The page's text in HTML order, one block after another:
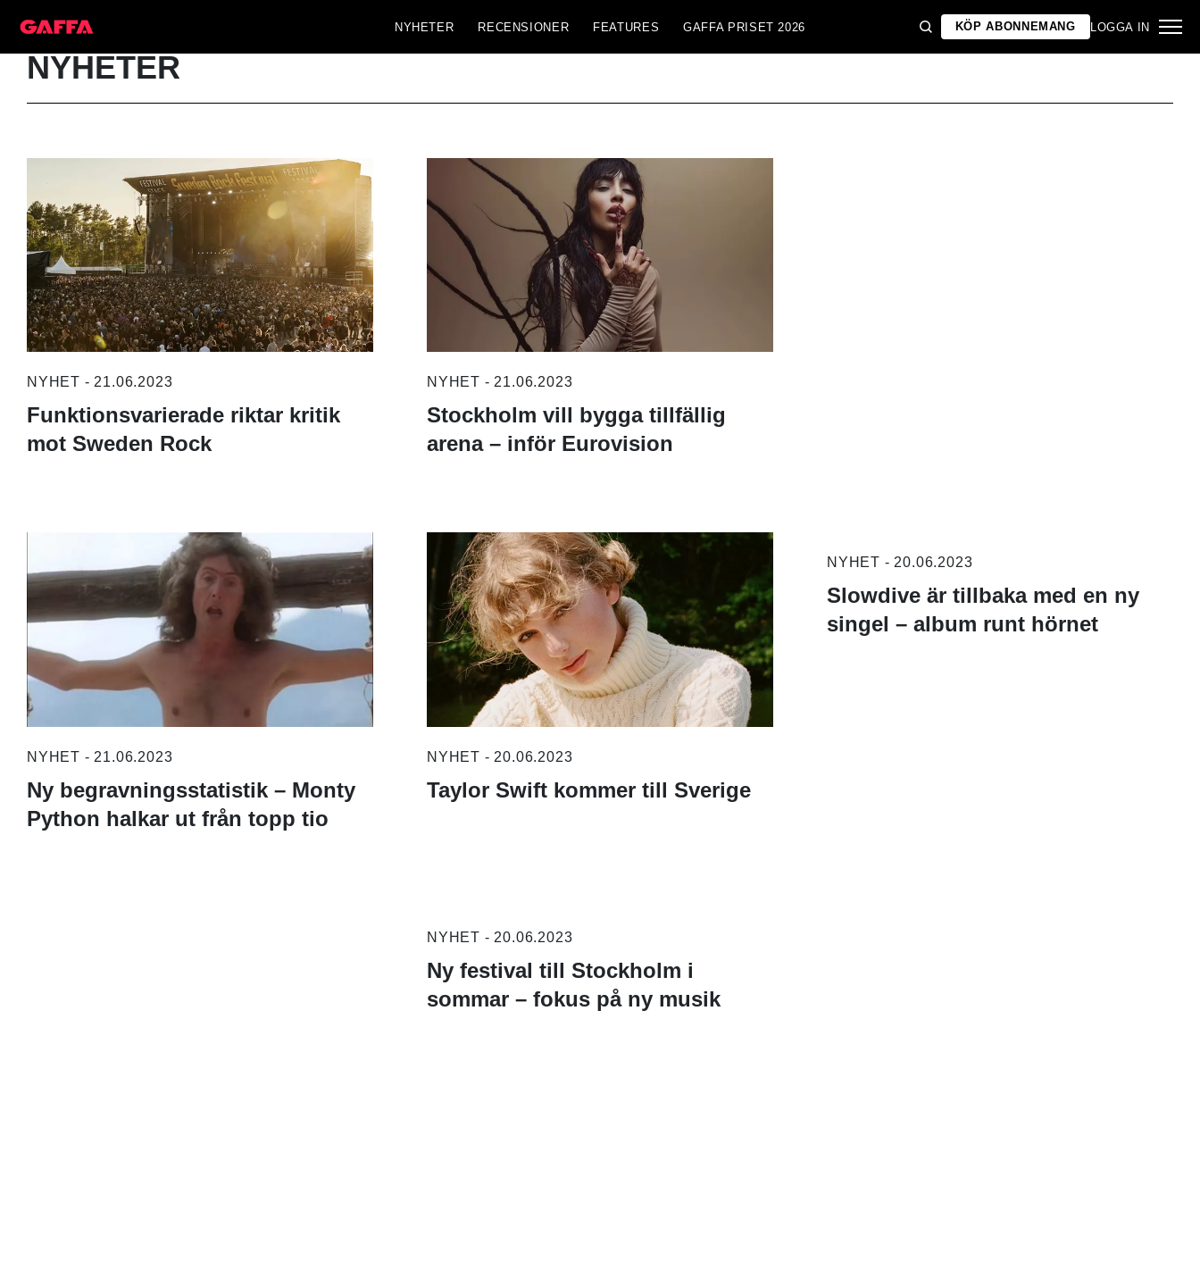
NYHETER RECENSIONER FEATURES GAFFA PRISET 2026 KÖP ABONNEMANG LOGGA IN
NYHETER
NYHET - 21.06.2023
Funktionsvarierade riktar kritik
mot Sweden Rock
NYHET - 21.06.2023
Stockholm vill bygga tillfällig
arena – inför Eurovision
NYHET - 21.06.2023
Ny begravningsstatistik – Monty
Python halkar ut från topp tio
NYHET - 20.06.2023
Taylor Swift kommer till Sverige
NYHET - 20.06.2023
Slowdive är tillbaka med en ny
singel – album runt hörnet
NYHET - 20.06.2023
Ny festival till Stockholm i
sommar – fokus på ny musik